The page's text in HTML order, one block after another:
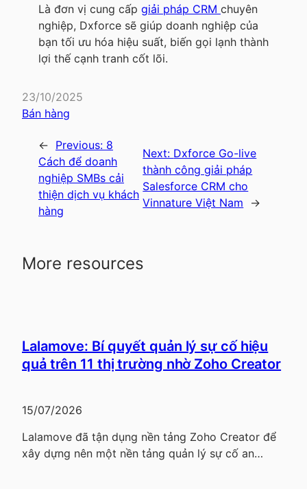
Là đơn vị cung cấp giải pháp CRM chuyên
nghiệp, Dxforce sẽ giúp doanh nghiệp của
bạn tối ưu hóa hiệu suất, biến gọi lạnh thành
lợi thế cạnh tranh cốt lõi.
23/10/2025
Bán hàng
← Previous: 8
Cách để doanh
nghiệp SMBs cải
thiện dịch vụ khách
hàng
Next: Dxforce Go-live
thành công giải pháp
Salesforce CRM cho
Vinnature Việt Nam
→
More resources
Lalamove: Bí quyết quản lý sự cố hiệu
quả trên 11 thị trường nhờ Zoho Creator
15/07/2026
Lalamove đã tận dụng nền tảng Zoho Creator để
xây dựng nên một nền tảng quản lý sự cố an…